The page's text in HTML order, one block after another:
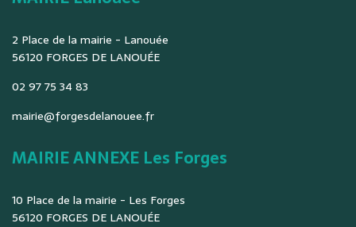
2 Place de la mairie - Lanouée
56120 FORGES DE LANOUÉE
02 97 75 34 83
mairie@forgesdelanouee.fr
MAIRIE ANNEXE Les Forges
10 Place de la mairie - Les Forges
56120 FORGES DE LANOUÉE